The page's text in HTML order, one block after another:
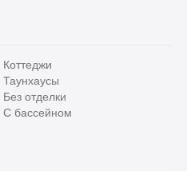
Коттеджи
Таунхаусы
Без отделки
С бассейном